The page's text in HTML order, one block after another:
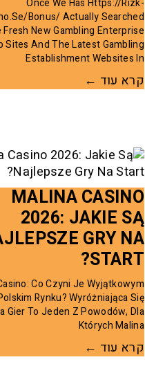
bonus/ Actually Searched
Fresh New Gambling Enterprise
Sites And The Latest Gambling
Establishment Websites In
קרא עוד ←
MALINA CASINO
2026: JAKIE SĄ
GRY NA
START?
Co Czyni Je Wyjątkowym
Rynku? Wyróżniająca Się
Gier To Jeden Z Powodów, Dla
Których Malina
קרא עוד ←